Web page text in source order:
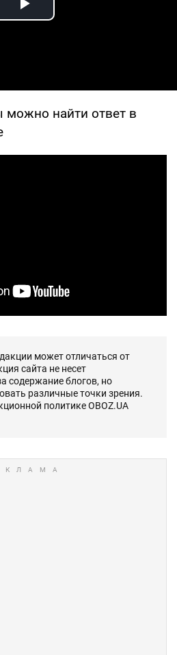
Play Video
можно найти ответ в
может отличаться от
сайта не несет
содержание блогов, но
различные точки зрения.
политике OBOZ.UA